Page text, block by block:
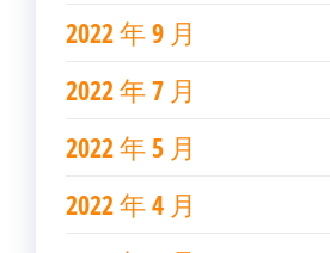
2022 年 9 月
2022 年 7 月
2022 年 5 月
2022 年 4 月